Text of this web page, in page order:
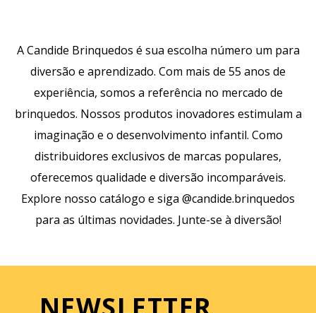
A Candide Brinquedos é sua escolha número um para
diversão e aprendizado. Com mais de 55 anos de
experiência, somos a referência no mercado de
brinquedos. Nossos produtos inovadores estimulam a
imaginação e o desenvolvimento infantil. Como
distribuidores exclusivos de marcas populares,
oferecemos qualidade e diversão incomparáveis.
Explore nosso catálogo e siga @candide.brinquedos
para as últimas novidades. Junte-se à diversão!